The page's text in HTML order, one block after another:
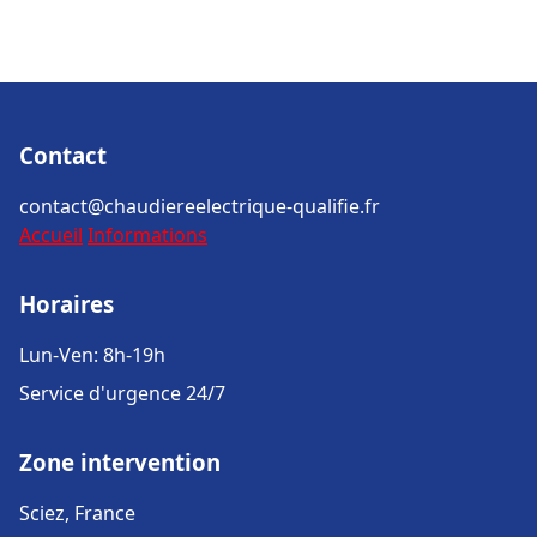
Contact
contact@chaudiereelectrique-qualifie.fr
Accueil Informations
Horaires
Lun-Ven: 8h-19h
Service d'urgence 24/7
Zone intervention
Sciez, France